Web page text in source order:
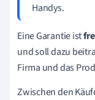
Handys.
Eine Garantie ist
und soll dazu
Firma und das
Zwischen den